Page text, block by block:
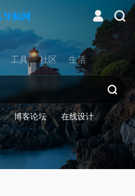
工具 社区 生活
博客论坛 在线设计